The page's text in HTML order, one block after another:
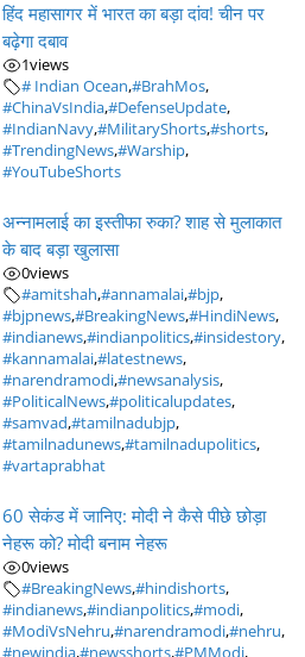
हिंद महासागर में भारत का बड़ा दांव! चीन पर
बढ़ेगा दबाव
1views
# Indian Ocean,#BrahMos,
#ChinaVsIndia,#DefenseUpdate,
#IndianNavy,#MilitaryShorts,#shorts,
#TrendingNews,#Warship,
#YouTubeShorts
अन्नामलाई का इस्तीफा रुका? शाह से मुलाकात
के बाद बड़ा खुलासा
0views
#amitshah,#annamalai,#bjp,
#bjpnews,#BreakingNews,#HindiNews,
#indianews,#indianpolitics,#insidestory,
#kannamalai,#latestnews,
#narendramodi,#newsanalysis,
#PoliticalNews,#politicalupdates,
#samvad,#tamilnadubjp,
#tamilnadunews,#tamilnadupolitics,
#vartaprabhat
60 सेकंड में जानिए: मोदी ने कैसे पीछे छोड़ा
नेहरू को? मोदी बनाम नेहरू
0views
#BreakingNews,#hindishorts,
#indianews,#indianpolitics,#modi,
#ModiVsNehru,#narendramodi,#nehru,